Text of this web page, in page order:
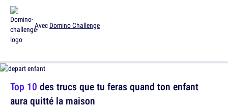
Top 10 des trucs que tu feras quand ton enfant
aura quitté la maison
Avec Domino Challenge